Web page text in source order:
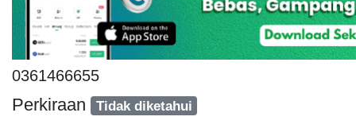
0361466655
Perkiraan Tidak diketahui